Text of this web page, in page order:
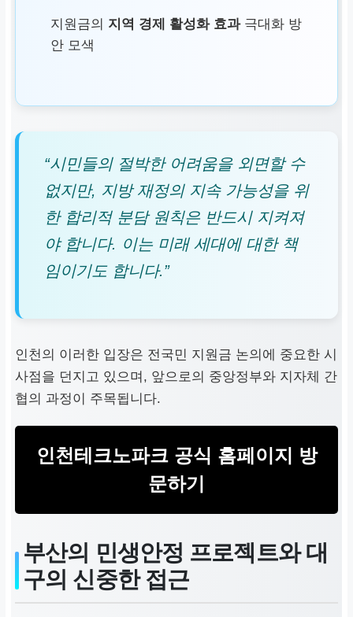
지원금의 지역 경제 활성화 효과극대화 방
안 모색
“시민들의 절박한 어려움을 외면할 수
없지만, 지방 재정의 지속 가능성을 위
한 합리적 분담 원칙은 반드시 지켜져
야 합니다. 이는 미래 세대에 대한 책
임이기도 합니다.”
인천의 이러한 입장은 전국민 지원금 논의에 중요한 시
사점을 던지고 있으며, 앞으로의 중앙정부와 지자체 간
협의 과정이 주목됩니다.
인천테크노파크 공식 홈페이지 방
문하기
부산의 민생안정 프로젝트와 대
구의 신중한 접근